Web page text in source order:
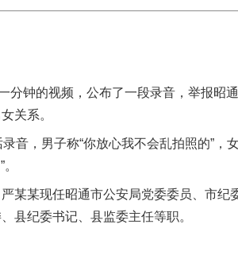
钟的视频，公布了一段录音，举报昭
关系。
，男子称“你放心我不会乱拍照的”，
某现任昭通市公安局党委委员、市纪
县纪委书记、县监委主任等职。